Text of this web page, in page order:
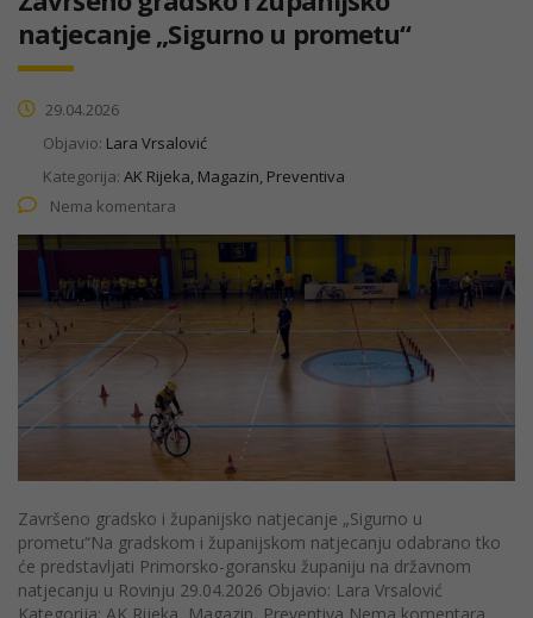
natjecanje „Sigurno u prometu“
29.04.2026
Objavio: Lara Vrsalović
Kategorija: AK Rijeka, Magazin, Preventiva
Nema komentara
Završeno gradsko i županijsko natjecanje „Sigurno u
prometu“Na gradskom i županijskom natjecanju odabrano tko
će predstavljati Primorsko-goransku županiju na državnom
natjecanju u Rovinju 29.04.2026 Objavio: Lara Vrsalović